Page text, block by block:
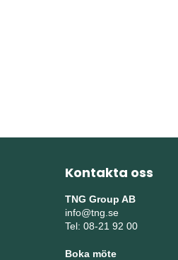
Kontakta oss
TNG Group AB
info@tng.se
Tel: 08-21 92 00
Boka möte